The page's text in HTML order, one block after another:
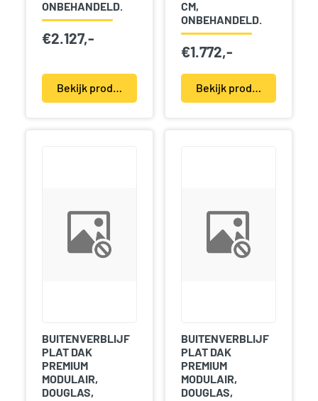
ONBEHANDELD.
€2.127,-
Bekijk product(en)
CM,
ONBEHANDELD.
€1.772,-
Bekijk product(en)
BUITENVERBLIJF
PLAT DAK
PREMIUM
MODULAIR,
DOUGLAS,
BUITENVERBLIJF
PLAT DAK
PREMIUM
MODULAIR,
DOUGLAS,